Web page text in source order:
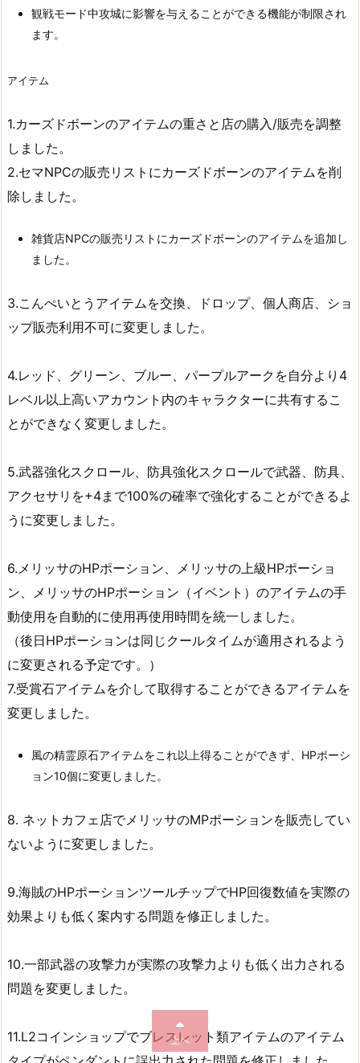
観戦モード中攻城に影響を与えることができる機能が制限され
ます。
アイテム
1.カーズドボーンのアイテムの重さと店の購入/販売を調整
しました。
2.セマNPCの販売リストにカーズドボーンのアイテムを削
除しました。
雑貨店NPCの販売リストにカーズドボーンのアイテムを追加し
ました。
3.こんぺいとうアイテムを交換、ドロップ、個人商店、ショ
ップ販売利用不可に変更しました。
4.レッド、グリーン、ブルー、パープルアークを自分より4
レベル以上高いアカウント内のキャラクターに共有するこ
とができなく変更しました。
5.武器強化スクロール、防具強化スクロールで武器、防具、
アクセサリを+4まで100%の確率で強化することができるよ
うに変更しました。
6.メリッサのHPポーション、メリッサの上級HPポーショ
ン、メリッサのHPポーション（イベント）のアイテムの手
動使用を自動的に使用再使用時間を統一しました。
（後日HPポーションは同じクールタイムが適用されるよう
に変更される予定です。）
7.受賞石アイテムを介して取得することができるアイテムを
変更しました。
風の精霊原石アイテムをこれ以上得ることができず、HPポーシ
ョン10個に変更しました。
8. ネットカフェ店でメリッサのMPポーションを販売してい
ないように変更しました。
9.海賊のHPポーションツールチップでHP回復数値を実際の
効果よりも低く案内する問題を修正しました。
10.一部武器の攻撃力が実際の攻撃力よりも低く出力される
問題を変更しました。
11.L2コインショップでブレスレット類アイテムのアイテム
上へ